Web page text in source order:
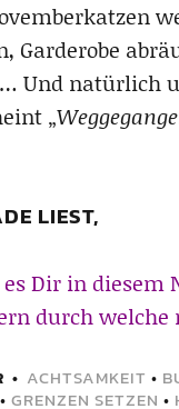
Und natürlich
„
LIEST,
es Dir in diesem
durch welche
ACHTSAMKEIT •
• GRENZEN SETZEN •